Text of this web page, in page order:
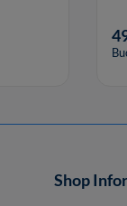
Shop